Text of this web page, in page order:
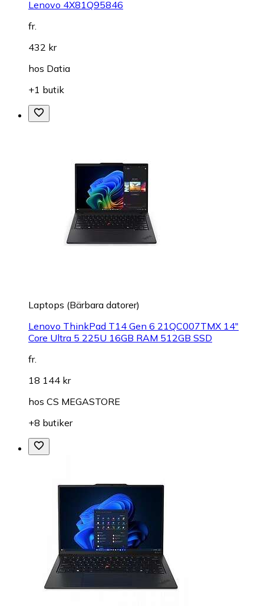
Lenovo 4X81Q95846
fr.
432 kr
hos Datia
+1 butik
Laptops (Bärbara datorer)
Lenovo ThinkPad T14 Gen 6 21QC007TMX 14"
Core Ultra 5 225U 16GB RAM 512GB SSD
fr.
18 144 kr
hos CS MEGASTORE
+8 butiker